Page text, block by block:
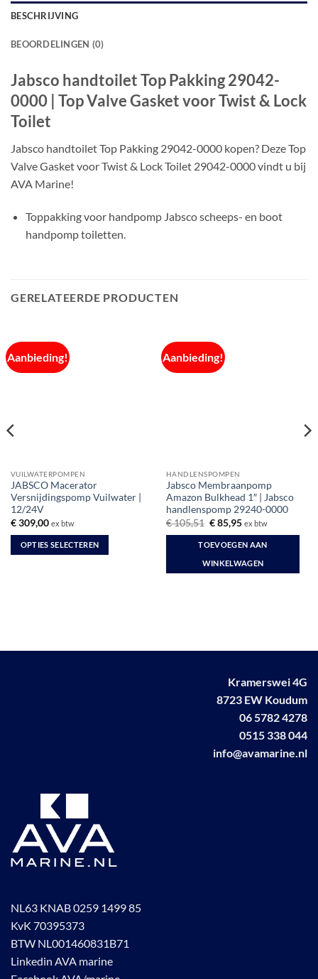
BESCHRIJVING
BEOORDELINGEN (0)
Jabsco handtoilet Top Pakking 29042-
0000 | Top Valve Gasket voor Twist & Lock
Toilet
Jabsco handtoilet Top Pakking 29042-0000 kopen? Deze Top
Valve Gasket voor Twist & Lock Toilet 29042-0000 vindt u bij
AVA Marine!
Toppakking voor handpomp Jabsco scheeps- en boot
handpomp toiletten.
GERELATEERDE PRODUCTEN
Aanbieding!
VUILWATERPOMPEN
JABSCO Macerator
Versnijdingspomp Vuilwater |
12/24V
€309,00 ex btw
OPTIES SELECTEREN
optie
Aanbieding!
HANDLENSPOMPEN
Jabsco Membraanpomp
Amazon Bulkhead 1″ | Jabsco
handlenspomp 29240-0000
€105,51 Oorspronkelijke
was:
€ 105,51.
€85,95Huidige
is:
€ 85,95.
ex btw
TOEVOEGEN AAN
WINKELWAGEN
Kramerswei 4G
8723 EW Koudum
06 5782 4278
0515 338 044
info@avamarine.nl
NL63 KNAB 0259 1499 85
KvK 70395373
BTW NL001460831B71
Linkedin AVA marine